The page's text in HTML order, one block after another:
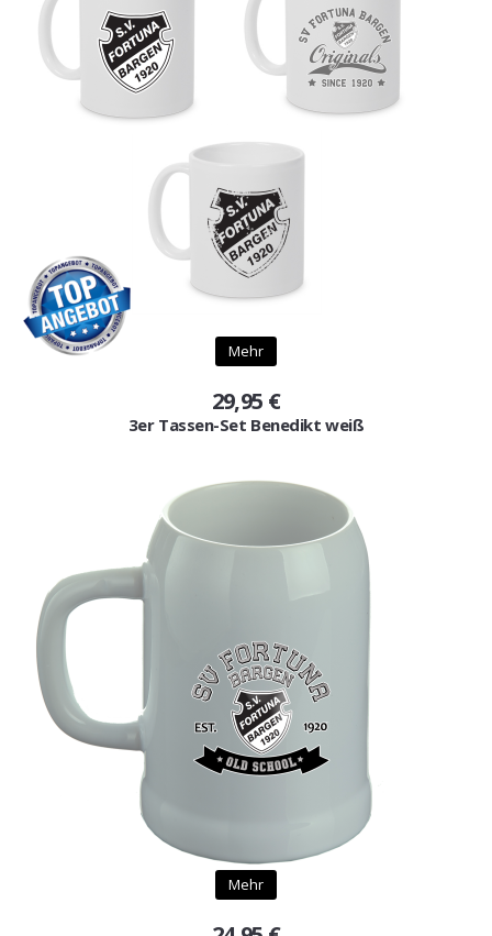
Wimpel & Fanschal & Schirme
Kappen & Mützen
Alles fürs Bad
Long Sleeve & Tank Top
Gutscheine
Jogging & Shorts
KONFIGURATOR
Mehr
29,95 €
3er Tassen-Set Benedikt weiß
Mehr